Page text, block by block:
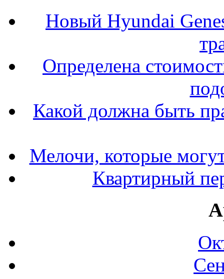
Новый Hyundai
Определена
Какой должна быть
Мелочи, которые
Квартирный